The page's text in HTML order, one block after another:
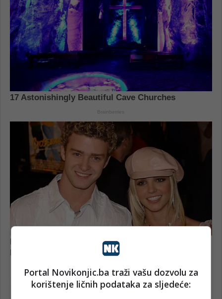
Portal Novikonjic.ba traži vašu dozvolu za
korištenje ličnih podataka za sljedeće: